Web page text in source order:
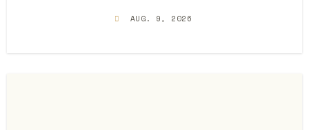
AUG. 9, 2026